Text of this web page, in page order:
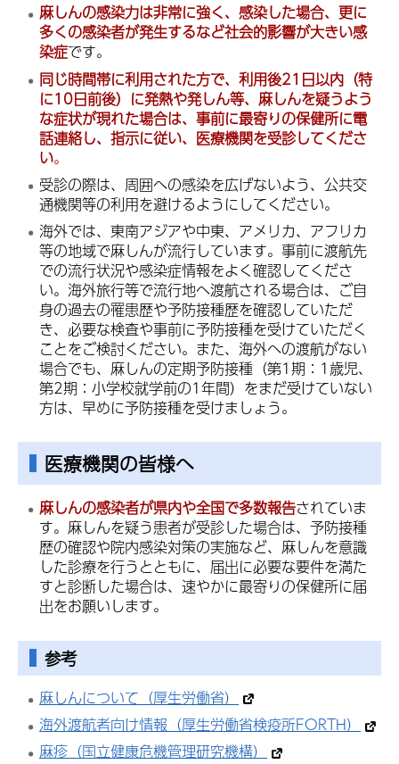
麻しんの感染力は非常に強く、感染した場合、更に
多くの感染者が発生するなど社会的影響が大きい感
染症です。
同じ時間帯に利用された方で、利用後21日以内（特
に10日前後）に発熱や発しん等、麻しんを疑うよう
な症状が現れた場合は、事前に最寄りの保健所に電
話連絡し、指示に従い、医療機関を受診してくださ
い。
受診の際は、周囲への感染を広げないよう、公共交
通機関等の利用を避けるようにしてください。
海外では、東南アジアや中東、アメリカ、アフリカ
等の地域で麻しんが流行しています。事前に渡航先
での流行状況や感染症情報をよく確認してくださ
い。海外旅行等で流行地へ渡航される場合は、ご自
身の過去の罹患歴や予防接種歴を確認していただ
き、必要な検査や事前に予防接種を受けていただく
ことをご検討ください。また、海外への渡航がない
場合でも、麻しんの定期予防接種（第1期：1歳児、
第2期：小学校就学前の1年間）をまだ受けていない
方は、早めに予防接種を受けましょう。
医療機関の皆様へ
麻しんの感染者が県内や全国で多数報告されていま
す。麻しんを疑う患者が受診した場合は、予防接種
歴の確認や院内感染対策の実施など、麻しんを意識
した診療を行うとともに、届出に必要な要件を満た
すと診断した場合は、速やかに最寄りの保健所に届
出をお願いします。
参考
麻しんについて（厚生労働省）
海外渡航者向け情報（厚生労働省検疫所FORTH）
麻疹（国立健康危機管理研究機構）